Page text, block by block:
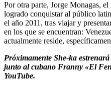
Por otra parte, Jorge Monagas,
logrado conquistar al público
el año 2011, tras viajar y
en los que se encuentran:
actualmente reside,
Próximamente She-ka
junto al cubano Franny «El
YouTube.